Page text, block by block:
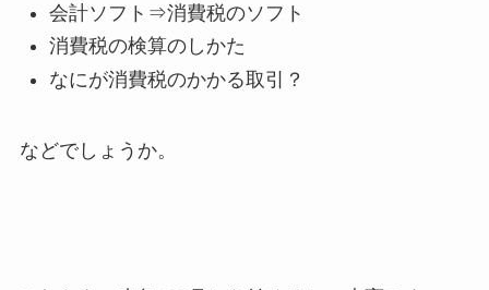
会計ソフト⇒消費税のソフト
消費税の検算のしかた
なにが消費税のかかる取引？
などでしょうか。